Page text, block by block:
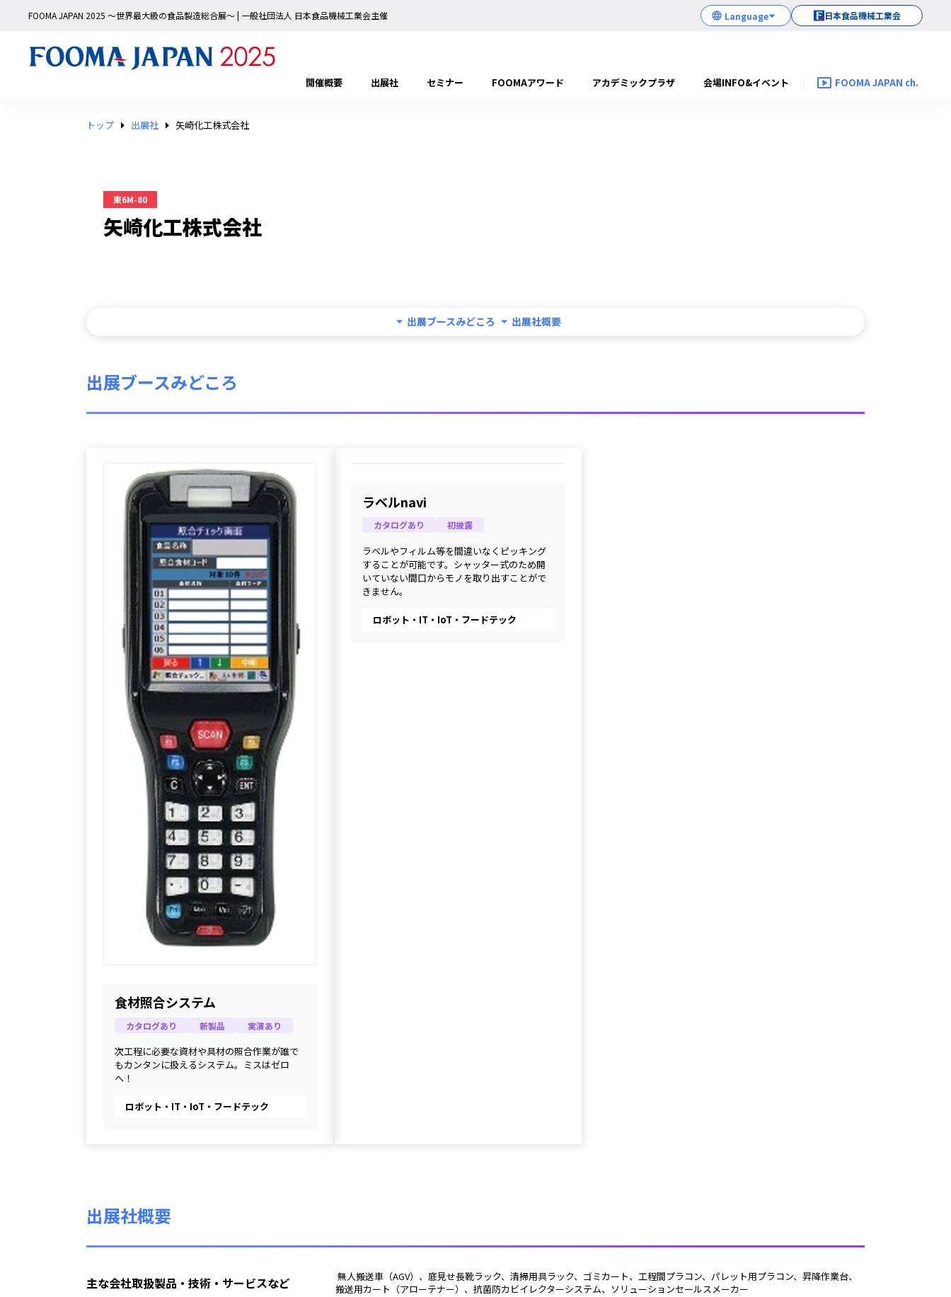
FOOMA JAPAN 2025 〜世界最大級の食品製造総合展〜 | 一般社団法人 日本食品機械工業会主催 日本食品機械工業会
開催概要 出展社 セミナー FOOMAアワード アカデミックプラザ 会場INFO&イベント FOOMA JAPAN ch.
トップ 出展社 矢崎化工株式会社
東6M-80
矢崎化工株式会社
出展ブースみどころ 出展社概要
出展ブースみどころ
食材照合システム
カタログあり 新製品 実演あり
次工程に必要な資材や具材の照合作業が誰で
もカンタンに扱えるシステム。ミスはゼロ
へ！
ロボット・IT・IoT・フードテック
ラベルnavi
カタログあり 初披露
ラベルやフィルム等を間違いなくピッキング
することが可能です。シャッター式のため開
いていない間口からモノを取り出すことがで
きません。
ロボット・IT・IoT・フードテック
出展社概要
主な会社取扱製品・技術・サービスなど
搬送用カート（アローテナー）、抗菌防カビイレクターシステム、ソリューションセールスメーカー